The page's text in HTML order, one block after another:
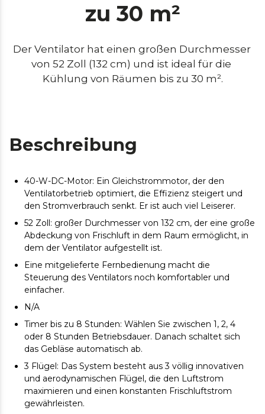
zu 30 m²
Der Ventilator hat einen großen Durchmesser
von 52 Zoll (132 cm) und ist ideal für die
Kühlung von Räumen bis zu 30 m².
Beschreibung
40-W-DC-Motor: Ein Gleichstrommotor, der den
Ventilatorbetrieb optimiert, die Effizienz steigert und
den Stromverbrauch senkt. Er ist auch viel Leiserer.
52 Zoll: großer Durchmesser von 132 cm, der eine große
Abdeckung von Frischluft in dem Raum ermöglicht, in
dem der Ventilator aufgestellt ist.
Eine mitgelieferte Fernbedienung macht die
Steuerung des Ventilators noch komfortabler und
einfacher.
N/A
Timer bis zu 8 Stunden: Wählen Sie zwischen 1, 2, 4
oder 8 Stunden Betriebsdauer. Danach schaltet sich
das Gebläse automatisch ab.
3 Flügel: Das System besteht aus 3 völlig innovativen
und aerodynamischen Flügel, die den Luftstrom
maximieren und einen konstanten Frischluftstrom
gewährleisten.